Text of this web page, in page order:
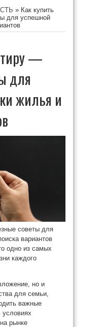
» Как купить
для успешной
—
для
жилья и
советы для
вариантов
одно из самых
каждого
но и
для семьи,
важные
рынке